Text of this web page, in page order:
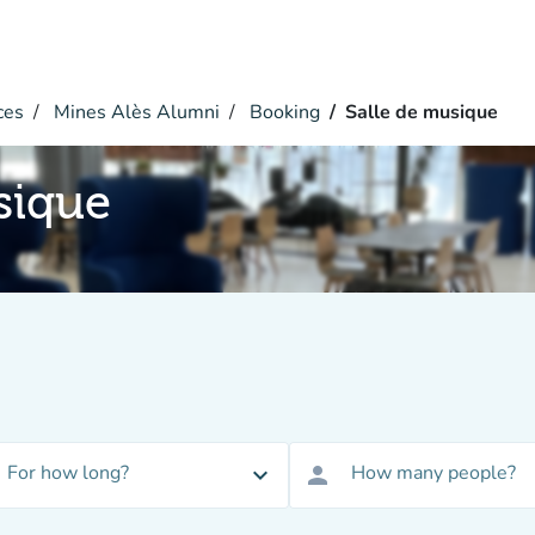
Mines Alès Alumni Booking Salle de musique
For how long? expand_more person How many people?